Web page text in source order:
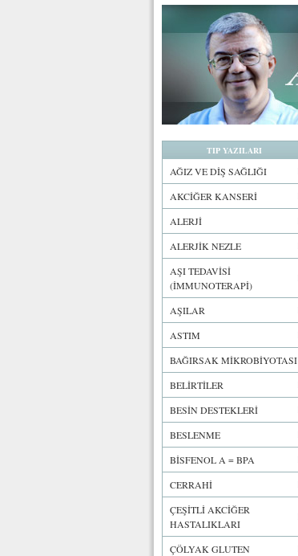
TIP YAZILARI
AĞIZ VE DİŞ SAĞLIĞI
AKCİĞER KANSERİ
ALERJİ
ALERJİK NEZLE
AŞI TEDAVİSİ
(İMMUNOTERAPİ)
AŞILAR
ASTIM
BAĞIRSAK MİKROBİYOTASI
BELİRTİLER
BESİN DESTEKLERİ
BESLENME
BİSFENOL A = BPA
CERRAHİ
ÇEŞİTLİ AKCİĞER
HASTALIKLARI
ÇÖLYAK GLUTEN